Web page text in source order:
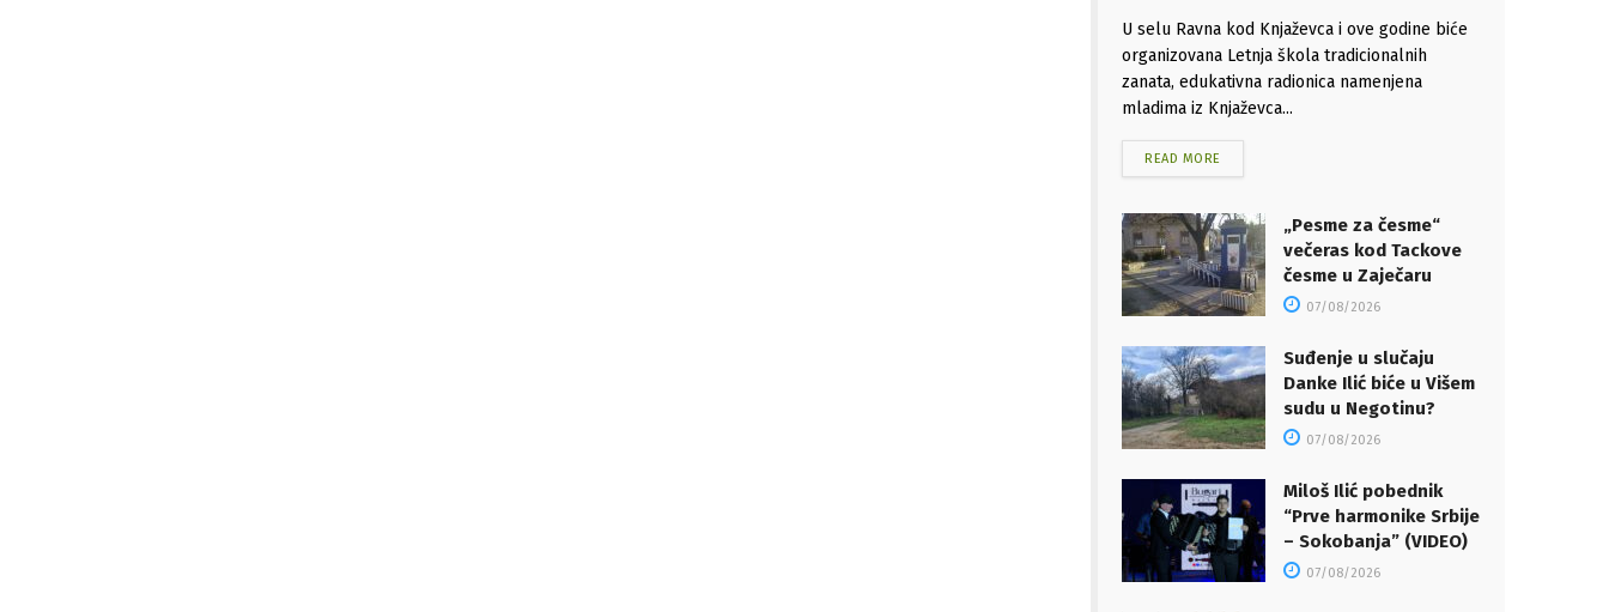
U selu Ravna kod Knjaževca i ove godine biće
organizovana Letnja škola tradicionalnih
zanata, edukativna radionica namenjena
mladima iz Knjaževca...
READ MORE
„Pesme za česme“
večeras kod Tackove
česme u Zaječaru
07/08/2026
Suđenje u slučaju
Danke Ilić biće u Višem
sudu u Negotinu?
07/08/2026
Miloš Ilić pobednik
“Prve harmonike Srbije
– Sokobanja” (VIDEO)
07/08/2026